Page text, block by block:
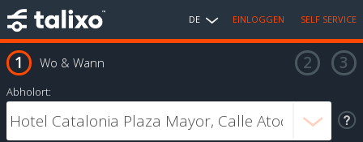
DE EINLOGGEN SELF SERVICE
Wo & Wann
Abholort: